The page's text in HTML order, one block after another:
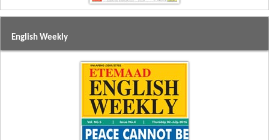
English Weekly